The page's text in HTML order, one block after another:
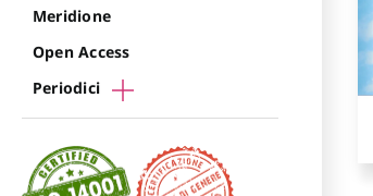
Meridione
Open Access
Periodici